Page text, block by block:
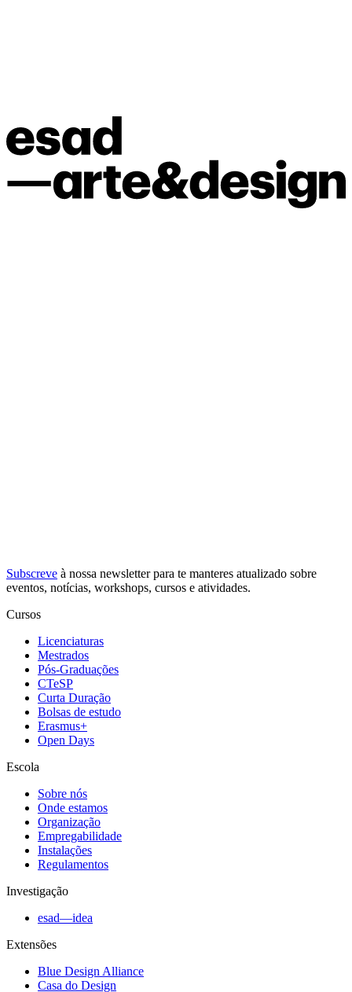
Subscreve à nossa newsletterpara te manteres atualizado sobre
eventos, notícias, workshops, cursos e atividades.
Cursos
Licenciaturas
Mestrados
Pós-Graduações
CTeSP
Curta Duração
Bolsas de estudo
Erasmus+
Open Days
Escola
Sobre nós
Onde estamos
Organização
Empregabilidade
Instalações
Regulamentos
Investigação
esad—idea
Extensões
Blue Design Alliance
Casa do Design